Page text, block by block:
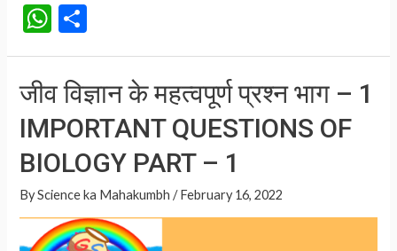
W
h
at
s
A
p
p
h
e
जीव विज्ञान के महत्वपूर्ण प्रश्न भाग – 1
IMPORTANT QUESTIONS OF
BIOLOGY PART – 1
ByScience ka Mahakumbh /February 16, 2022